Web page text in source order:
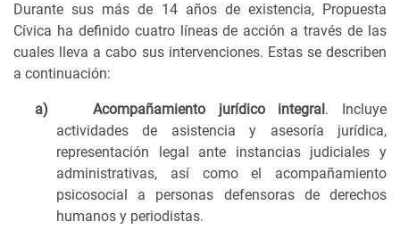
Durante sus más de 14 años de existencia, Propuesta
Cívica ha definido cuatro líneas de acción a través de las
cuales lleva a cabo sus intervenciones. Estas se describen
a continuación:
a) Acompañamiento jurídico integral. Incluye
actividades de asistencia y asesoría jurídica,
representación legal ante instancias judiciales y
administrativas, así como el acompañamiento
psicosocial a personas defensoras de derechos
humanos y periodistas.